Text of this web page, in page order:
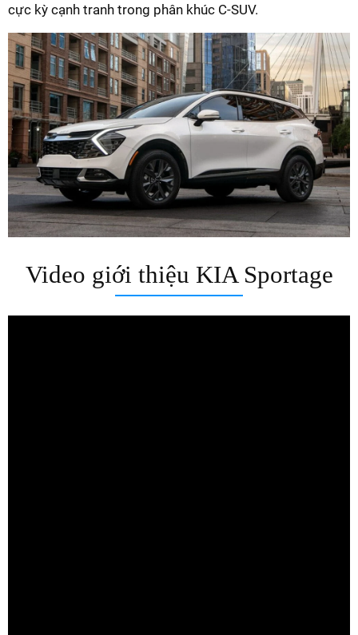
cực kỳ cạnh tranh trong phân khúc C-SUV.
Video giới thiệu KIA Sportage